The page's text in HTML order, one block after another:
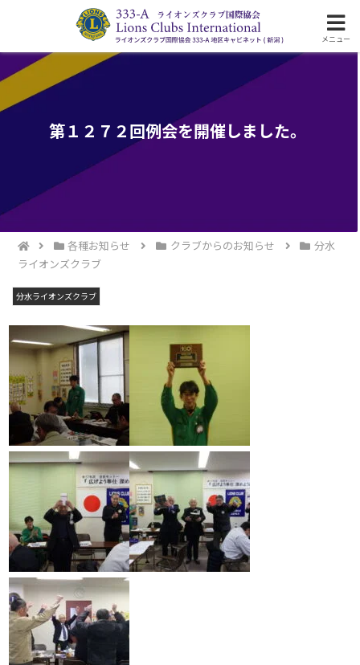
ライオンズクラブ国際協会333-A地区の活動
第１２７２回例会を開催しました。
各種お知らせ クラブからのお知らせ
分水
ライオンズクラブ
分水ライオンズクラブ
メニュー